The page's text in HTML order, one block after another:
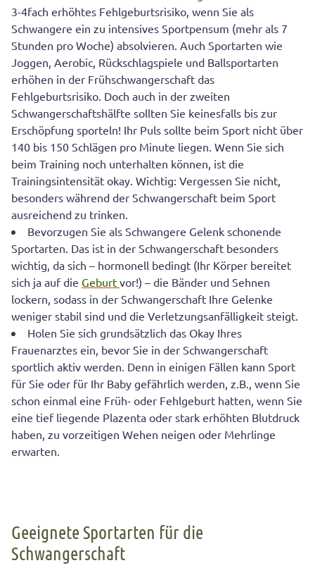
3-4fach erhöhtes Fehlgeburtsrisiko, wenn Sie als
Schwangere ein zu intensives Sportpensum (mehr als 7
Stunden pro Woche) absolvieren. Auch Sportarten wie
Joggen, Aerobic, Rückschlagspiele und Ballsportarten
erhöhen in der Frühschwangerschaft das
Fehlgeburtsrisiko. Doch auch in der zweiten
Schwangerschaftshälfte sollten Sie keinesfalls bis zur
Erschöpfung sporteln! Ihr Puls sollte beim Sport nicht über
140 bis 150 Schlägen pro Minute liegen. Wenn Sie sich
beim Training noch unterhalten können, ist die
Trainingsintensität okay. Wichtig: Vergessen Sie nicht,
besonders während der Schwangerschaft beim Sport
ausreichend zu trinken.
Bevorzugen Sie als Schwangere Gelenk schonende
Sportarten. Das ist in der Schwangerschaft besonders
wichtig, da sich – hormonell bedingt (Ihr Körper bereitet
sich ja auf die Geburt vor!) – die Bänder und Sehnen
lockern, sodass in der Schwangerschaft Ihre Gelenke
weniger stabil sind und die Verletzungsanfälligkeit steigt.
Holen Sie sich grundsätzlich das Okay Ihres
Frauenarztes ein, bevor Sie in der Schwangerschaft
sportlich aktiv werden. Denn in einigen Fällen kann Sport
für Sie oder für Ihr Baby gefährlich werden, z.B., wenn Sie
schon einmal eine Früh- oder Fehlgeburt hatten, wenn Sie
eine tief liegende Plazenta oder stark erhöhten Blutdruck
haben, zu vorzeitigen Wehen neigen oder Mehrlinge
erwarten.
Geeignete Sportarten für die
Schwangerschaft